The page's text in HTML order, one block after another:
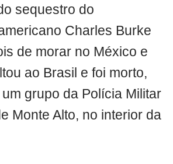
sequestro do
Charles Burke
de morar no México e
ao Brasil e foi morto,
grupo da Polícia Militar
Monte Alto, no interior da